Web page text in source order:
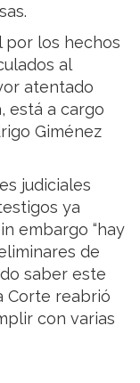
por los hechos
al
atentado
está a cargo
Giménez
judiciales
ya
embargo “hay
de
saber este
Corte reabrió
con varias